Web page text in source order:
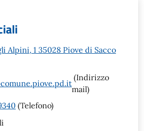
Alpini, 1 35028 Piove di Sacco
(Indirizzo
mail)
(Telefono)